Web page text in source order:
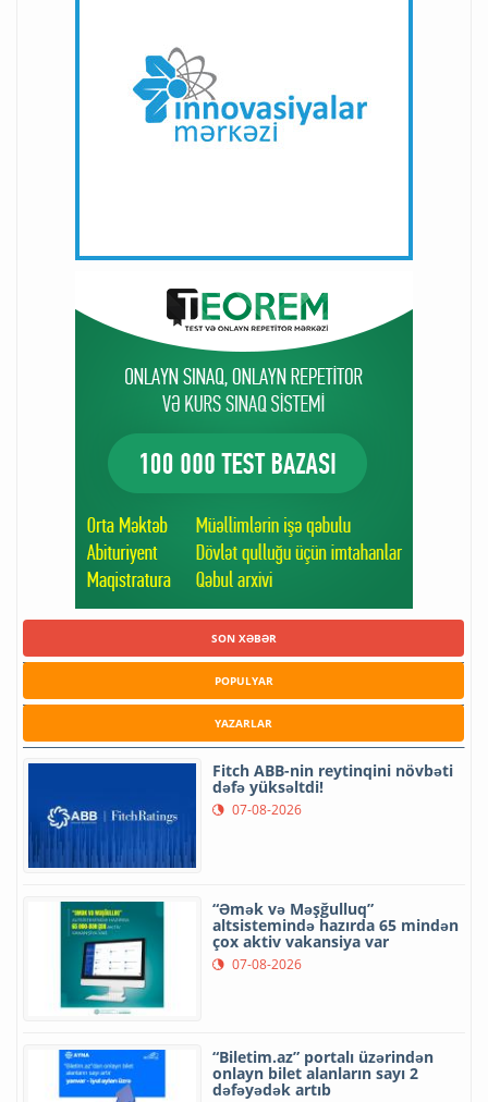
SON XƏBƏR
POPULYAR
YAZARLAR
Fitch ABB-nin reytinqini növbəti
dəfə yüksəltdi!
07-08-2026
“Əmək və Məşğulluq”
altsistemində hazırda 65 mindən
çox aktiv vakansiya var
07-08-2026
“Biletim.az” portalı üzərindən
onlayn bilet alanların sayı 2
dəfəyədək artıb